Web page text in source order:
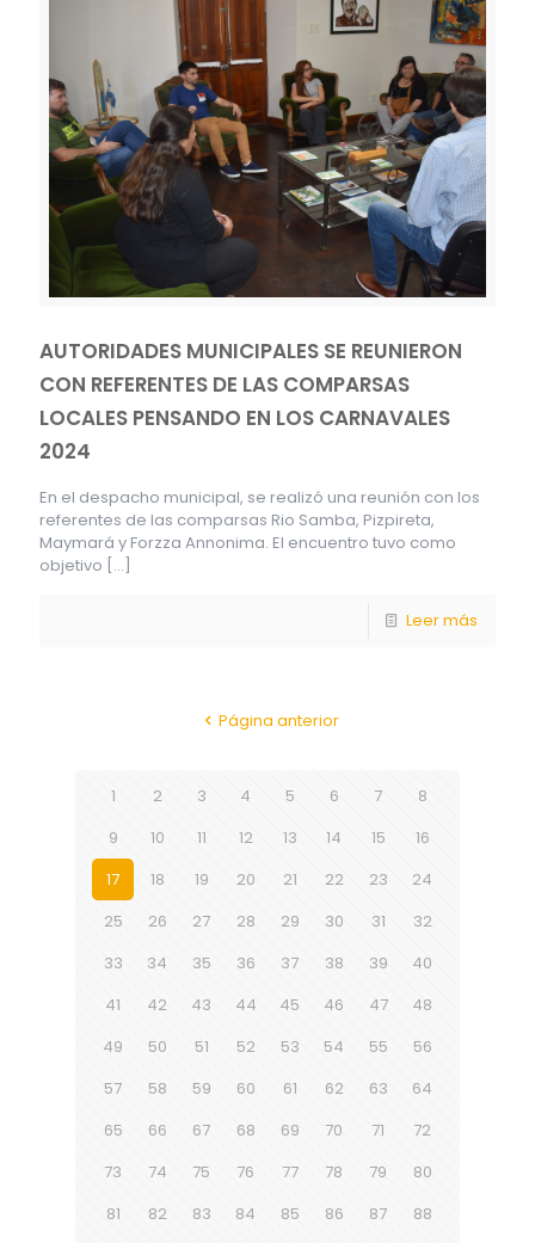
AUTORIDADES MUNICIPALES SE REUNIERON
CON REFERENTES DE LAS COMPARSAS
LOCALES PENSANDO EN LOS CARNAVALES
2024
En el despacho municipal, se realizó una reunión con los
referentes de las comparsas Rio Samba, Pizpireta,
Maymará y Forzza Annonima. El encuentro tuvo como
objetivo […]
Leer más
Página anterior
1 2 3 4 5 6 7
8
9
10 11 12 13 14 15
16
17
18 19 20 21 22 23
24
25
26 27 28 29 30 31
32
33
34 35 36 37 38 39
40
41
42 43 44 45 46 47
48
49
50 51 52 53 54 55
56
57
58 59 60 61 62 63
64
65
66 67 68 69 70 71
72
73
74 75 76 77 78 79
80
81
82 83 84 85 86 87
88